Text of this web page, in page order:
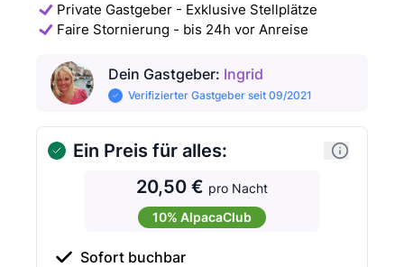
Private Gastgeber - Exklusive Stellplätze
Faire Stornierung - bis 24h vor Anreise
Dein Gastgeber: Ingrid
Verifizierter Gastgeber seit 09/2021
Ein Preis für alles:
20,50 € pro Nacht
10% AlpacaClub
Sofort buchbar